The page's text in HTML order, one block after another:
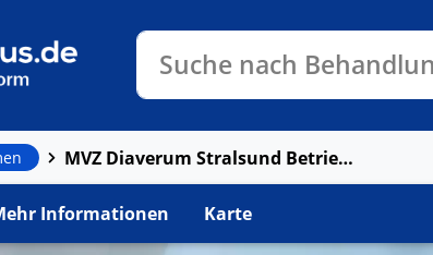
Suche nach
MVZ Diaverum Stralsund Betriebsstätte Grimmen
Informationen Karte